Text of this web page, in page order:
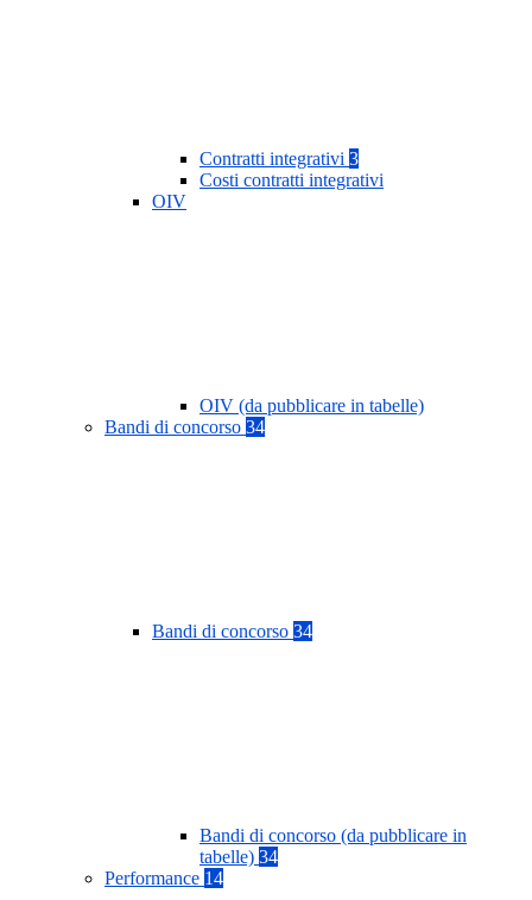
Contratti integrativi 3
Costi contratti integrativi
OIV
OIV (da pubblicare in tabelle)
Bandi di concorso 34
Bandi di concorso 34
Bandi di concorso (da pubblicare in
tabelle) 34
Performance 14